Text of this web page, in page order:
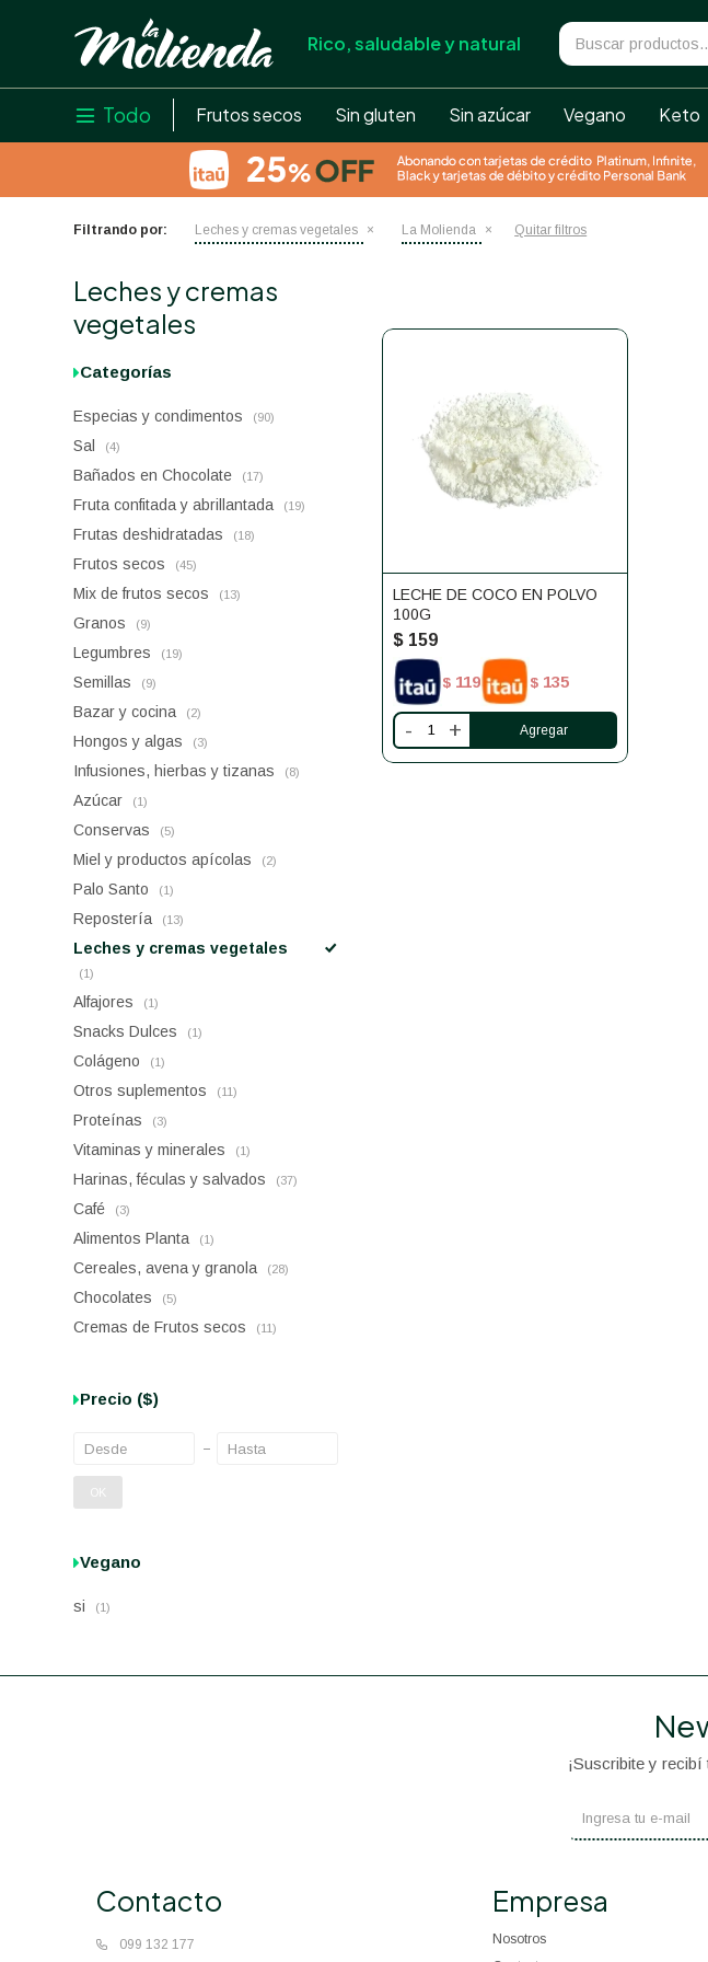
Rico, saludable y natural
 Todo Frutos secos Sin gluten Sin azúcar Vegano Keto
Filtrando por: Leches y cremas vegetales La Molienda Quitar filtros
LECHE DE COCO EN POLVO
100G
$ 159
$ 119 $ 135
- +
Leches y cremas
vegetales
Categorías
Especias y condimentos (90)
Sal (4)
Bañados en Chocolate (17)
Fruta confitada y abrillantada (19)
Frutas deshidratadas (18)
Frutos secos (45)
Mix de frutos secos (13)
Granos (9)
Legumbres (19)
Semillas (9)
Bazar y cocina (2)
Hongos y algas (3)
Infusiones, hierbas y tizanas (8)
Azúcar (1)
Conservas (5)
Miel y productos apícolas (2)
Palo Santo (1)
Repostería (13)
Leches y cremas vegetales
(1)
Alfajores (1)
Snacks Dulces (1)
Colágeno (1)
Otros suplementos (11)
Proteínas (3)
Vitaminas y minerales (1)
Harinas, féculas y salvados (37)
Café (3)
Alimentos Planta (1)
Cereales, avena y granola (28)
Chocolates (5)
Cremas de Frutos secos (11)
Precio ($)
OK
Vegano
si (1)
Contacto
099 132 177
Empresa
Nosotros
¡Suscribite y
close
store
local_shipping
credit_card
help